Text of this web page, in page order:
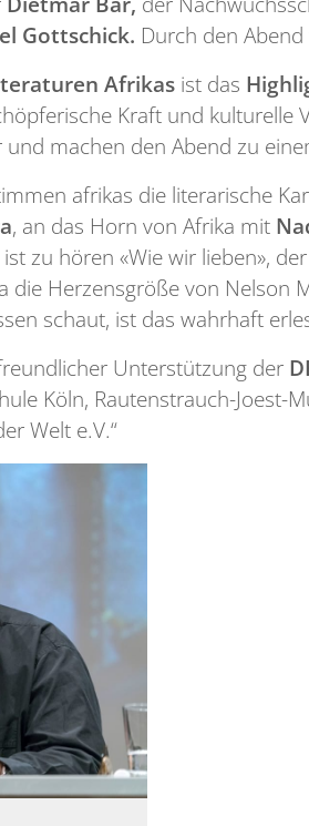
Gottschick. Durch den
Afrikas ist das
Kraft und
machen den Abend zu
afrikas die literarische
, an das Horn von Afrika mit
ist zu hören «Wie wir lieben»,
die Herzensgröße von Nelson
schaut, ist das wahrhaft
Unterstützung der
Köln, Rautenstrauch-
Welt e.V.“